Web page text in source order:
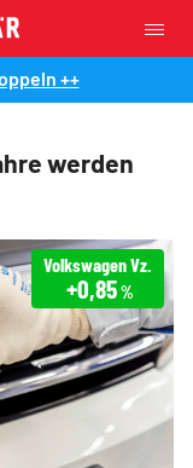
++
werden
Volkswagen Vz.
+0,85%